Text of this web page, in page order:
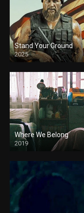
Stand Your Ground
2025
Where We Belong
2019